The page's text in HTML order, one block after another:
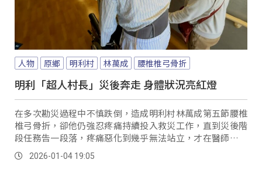
人物 原鄉 明利村 林萬成 腰椎椎弓骨折
明利「超人村長」災後奔走 身體狀況亮紅燈
在多次勘災過程中不慎跌倒，造成明利村林萬成第五節腰椎
椎弓骨折，卻他仍強忍疼痛持續投入救災工作，直到災後階
段任務告一段落，疼痛惡化到幾乎無法站立，才在醫師建議
下接受腰椎手術。
2026-01-04 19:05